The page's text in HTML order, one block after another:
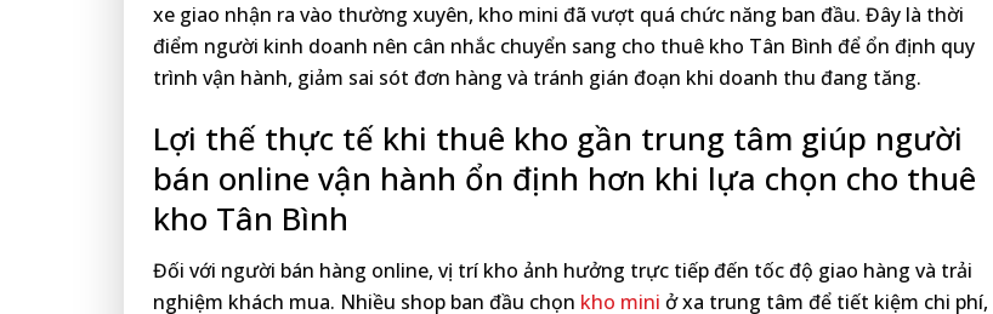
xe giao nhận ra vào thường xuyên, kho mini đã vượt quá chức năng ban đầu. Đây là thời
điểm người kinh doanh nên cân nhắc chuyển sang cho thuê kho Tân Bình để ổn định quy
trình vận hành, giảm sai sót đơn hàng và tránh gián đoạn khi doanh thu đang tăng.
Lợi thế thực tế khi thuê kho gần trung tâm giúp người
bán online vận hành ổn định hơn khi lựa chọn cho thuê
kho Tân Bình
Đối với người bán hàng online, vị trí kho ảnh hưởng trực tiếp đến tốc độ giao hàng và trải
nghiệm khách mua. Nhiều shop ban đầu chọn kho mini ở xa trung tâm để tiết kiệm chi phí,